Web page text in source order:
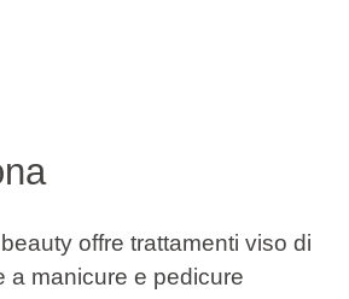
offre trattamenti viso di
a manicure e pedicure